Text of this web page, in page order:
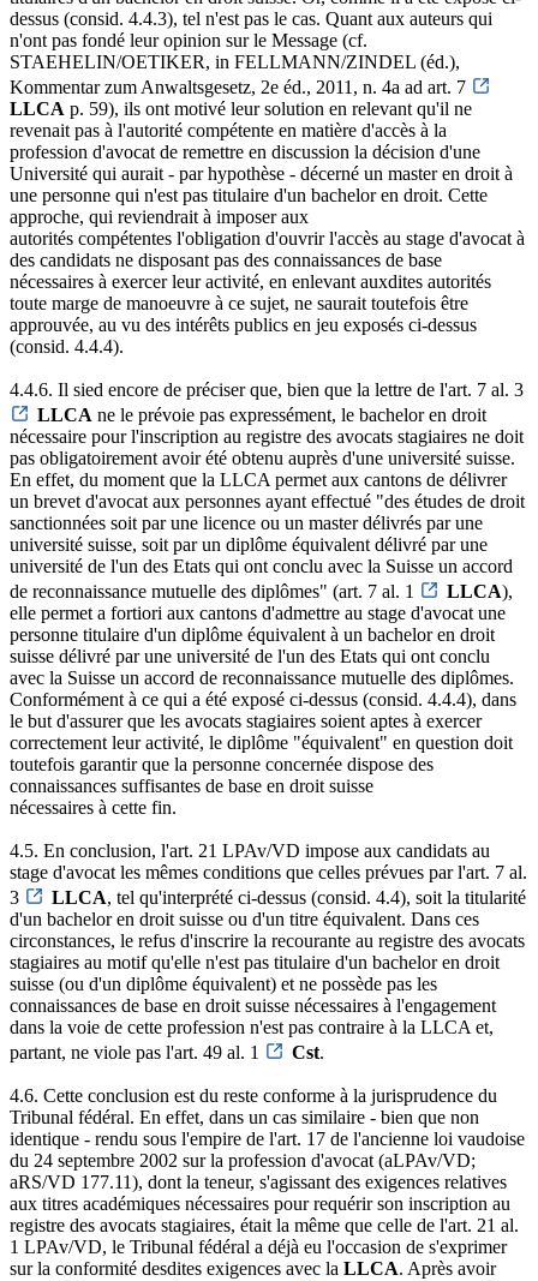
dessus (consid. 4.4.3), tel n'est pas le cas. Quant aux auteurs qui
n'ont pas fondé leur opinion sur le Message (cf.
STAEHELIN/OETIKER, in FELLMANN/ZINDEL (éd.),
Kommentar zum Anwaltsgesetz, 2e éd., 2011, n. 4a ad art. 7
LLCA p. 59), ils ont motivé leur solution en relevant qu'il ne
revenait pas à l'autorité compétente en matière d'accès à la
profession d'avocat de remettre en discussion la décision d'une
Université qui aurait - par hypothèse - décerné un master en droit à
une personne qui n'est pas titulaire d'un bachelor en droit. Cette
approche, qui reviendrait à imposer aux
autorités compétentes l'obligation d'ouvrir l'accès au stage d'avocat à
des candidats ne disposant pas des connaissances de base
nécessaires à exercer leur activité, en enlevant auxdites autorités
toute marge de manoeuvre à ce sujet, ne saurait toutefois être
approuvée, au vu des intérêts publics en jeu exposés ci-dessus
(consid. 4.4.4).
4.4.6. Il sied encore de préciser que, bien que la lettre de l'art. 7 al. 3
LLCA ne le prévoie pas expressément, le bachelor en droit
nécessaire pour l'inscription au registre des avocats stagiaires ne doit
pas obligatoirement avoir été obtenu auprès d'une université suisse.
En effet, du moment que la LLCA permet aux cantons de délivrer
un brevet d'avocat aux personnes ayant effectué "des études de droit
sanctionnées soit par une licence ou un master délivrés par une
université suisse, soit par un diplôme équivalent délivré par une
université de l'un des Etats qui ont conclu avec la Suisse un accord
de reconnaissance mutuelle des diplômes" (art. 7 al. 1
LLCA),
elle permet a fortiori aux cantons d'admettre au stage d'avocat une
personne titulaire d'un diplôme équivalent à un bachelor en droit
suisse délivré par une université de l'un des Etats qui ont conclu
avec la Suisse un accord de reconnaissance mutuelle des diplômes.
Conformément à ce qui a été exposé ci-dessus (consid. 4.4.4), dans
le but d'assurer que les avocats stagiaires soient aptes à exercer
correctement leur activité, le diplôme "équivalent" en question doit
toutefois garantir que la personne concernée dispose des
connaissances suffisantes de base en droit suisse
nécessaires à cette fin.
4.5. En conclusion, l'art. 21 LPAv/VD impose aux candidats au
stage d'avocat les mêmes conditions que celles prévues par l'art. 7 al.
3
LLCA, tel qu'interprété ci-dessus (consid. 4.4), soit la titularité
d'un bachelor en droit suisse ou d'un titre équivalent. Dans ces
circonstances, le refus d'inscrire la recourante au registre des avocats
stagiaires au motif qu'elle n'est pas titulaire d'un bachelor en droit
suisse (ou d'un diplôme équivalent) et ne possède pas les
connaissances de base en droit suisse nécessaires à l'engagement
dans la voie de cette profession n'est pas contraire à la LLCA et,
partant, ne viole pas l'art. 49 al. 1
Cst.
4.6. Cette conclusion est du reste conforme à la jurisprudence du
Tribunal fédéral. En effet, dans un cas similaire - bien que non
identique - rendu sous l'empire de l'art. 17 de l'ancienne loi vaudoise
du 24 septembre 2002 sur la profession d'avocat (aLPAv/VD;
aRS/VD 177.11), dont la teneur, s'agissant des exigences relatives
aux titres académiques nécessaires pour requérir son inscription au
registre des avocats stagiaires, était la même que celle de l'art. 21 al.
1 LPAv/VD, le Tribunal fédéral a déjà eu l'occasion de s'exprimer
sur la conformité desdites exigences avec la LLCA. Après avoir